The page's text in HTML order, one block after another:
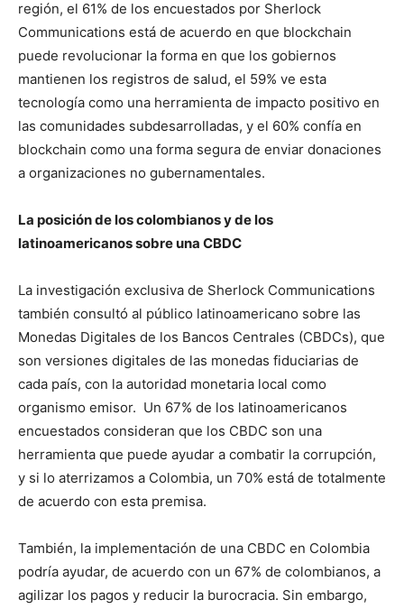
región, el 61% de los encuestados por Sherlock
Communications está de acuerdo en que blockchain
puede revolucionar la forma en que los gobiernos
mantienen los registros de salud, el 59% ve esta
tecnología como una herramienta de impacto positivo en
las comunidades subdesarrolladas, y el 60% confía en
blockchain como una forma segura de enviar donaciones
a organizaciones no gubernamentales.
La posición de los colombianos y de los
latinoamericanos sobre una CBDC
La investigación exclusiva de Sherlock Communications
también consultó al público latinoamericano sobre las
Monedas Digitales de los Bancos Centrales (CBDCs), que
son versiones digitales de las monedas fiduciarias de
cada país, con la autoridad monetaria local como
organismo emisor. Un 67% de los latinoamericanos
encuestados consideran que los CBDC son una
herramienta que puede ayudar a combatir la corrupción,
y si lo aterrizamos a Colombia, un 70% está de totalmente
de acuerdo con esta premisa.
También, la implementación de una CBDC en Colombia
podría ayudar, de acuerdo con un 67% de colombianos, a
agilizar los pagos y reducir la burocracia. Sin embargo,